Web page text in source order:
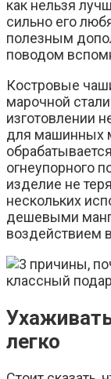
как нельзя
сильно его
полезным
поводом
Костровые
марочной
изготовлении
для машинных
огнеупорного
изделие не
нескольких
дешевыми
воздействием
легко